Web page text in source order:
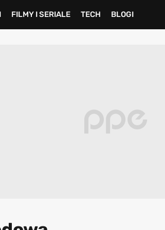
FILMY I SERIALE TECH BLOGI